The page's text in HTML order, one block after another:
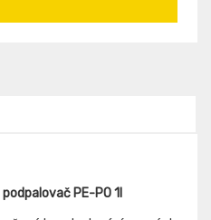
PE-PO 1l